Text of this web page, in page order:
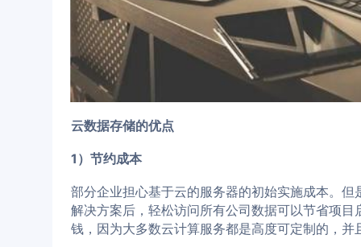
云数据存储的优点
1）节约成本
部分企业担心基于云的服务器的初始实施成本。
解决方案后，轻松访问所有公司数据可以节省项
钱，因为大多数云计算服务都是高度可定制的，并